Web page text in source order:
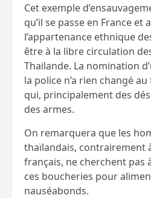
Cet exemple
qu’il se passe en France et
l’appartenance ethnique
être à la libre circulation
Thailande. La nomination
la police n’a rien changé
qui, principalement des
des armes.
On remarquera que les
thaïlandais, contrairement
français, ne cherchent pas
ces boucheries pour
nauséabonds.